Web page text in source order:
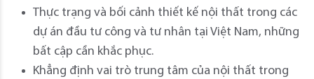
Thực trạng và bối cảnh thiết kế nội thất trong các
dự án đầu tư công và tư nhân tại Việt Nam, những
bất cập cần khắc phục.
Khẳng định vai trò trung tâm của nội thất trong